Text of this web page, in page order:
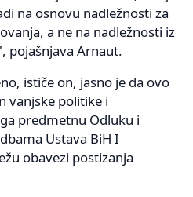
na osnovu nadležnosti za
a ne na nadležnosti iz
pojašnjava Arnaut.
ističe on, jasno je da ovo
vanjske politike i
predmetnu Odluku i
Ustava BiH I
obavezi postizanja